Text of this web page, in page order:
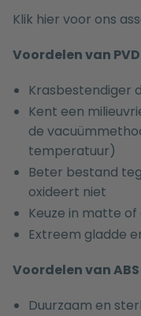
Klik hier voor ons
Voordelen van
Krasbestendiger
Kent een
de
temperatuur)
Beter bestand
oxideert niet
Keuze in matte
Extreem gladde
Voordelen van
Duurzaam en